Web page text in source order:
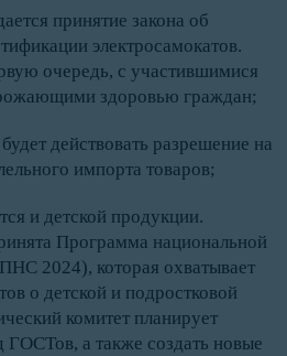
принятие закона об
электросамокатов.
очередь, с участившимися
здоровью граждан;
действовать разрешение на
импорта товаров;
и детской продукции.
Программа национальной
2024), которая охватывает
о детской и подростковой
комитет планирует
ГОСТов, а также создать новые